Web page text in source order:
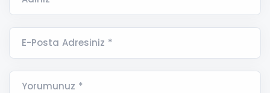
E-Posta Adresiniz *
Yorumunuz *